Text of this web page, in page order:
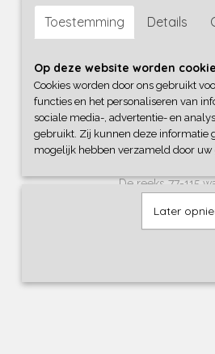
Aantal plaatsen
In beheer van
De reeks 77-115
In 1991 werden
werden
2012 de beste
Toestemming Details
Op deze website worden
Cookies worden door ons gebruikt
functies en het personaliseren van
sociale media-, advertentie- en
gebruikt. Zij kunnen deze informatie
mogelijk hebben verzameld door uw
Later